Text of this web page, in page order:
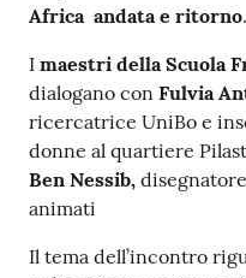
Africa andata e ritorno.
I maestri della Scuola
dialogano con Fulvia
ricercatrice UniBo e
donne al quartiere
Ben Nessib,
animati
Il tema dell’incontro